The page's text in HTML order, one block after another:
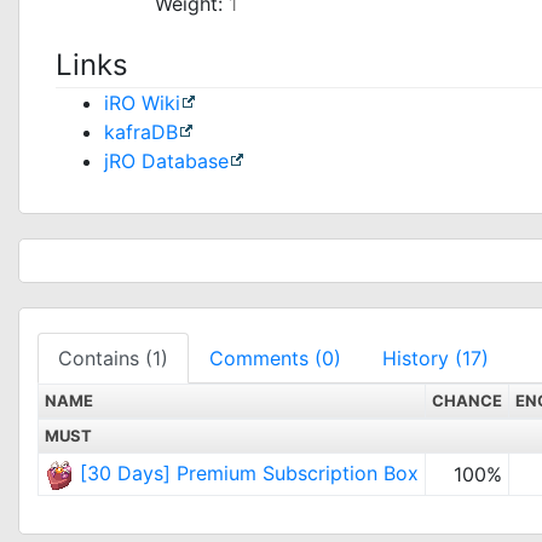
Links
iRO Wiki
kafraDB
jRO Database
Contains (1) Comments (0) History (17)
NAME CHANCE
MUST
[30 Days] Premium Subscription Box 100%